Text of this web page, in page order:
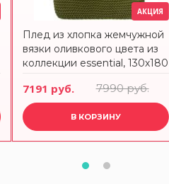
АКЦИЯ
Плед из хлопка жемчужной
вязки оливкового цвета из
коллекции essential, 130х180
7191 руб. 7990 руб.
В КОРЗИНУ